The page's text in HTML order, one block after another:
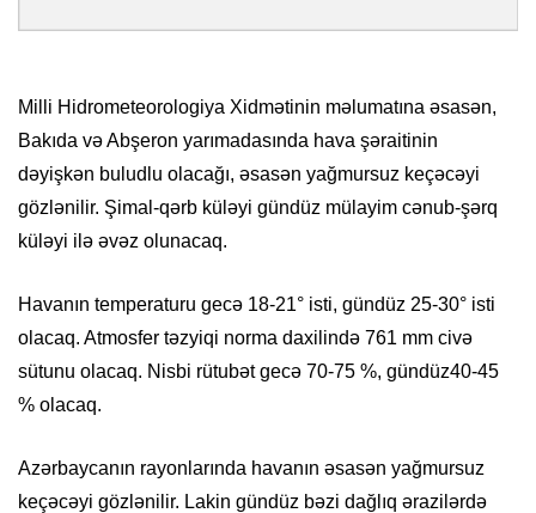
Milli Hidrometeorologiya Xidmətinin məlumatına əsasən,
Bakıda və Abşeron yarımadasında hava şəraitinin
dəyişkən buludlu olacağı, əsasən yağmursuz keçəcəyi
gözlənilir. Şimal-qərb küləyi gündüz mülayim cənub-şərq
küləyi ilə əvəz olunacaq.
Havanın temperaturu gecə 18-21° isti, gündüz 25-30° isti
olacaq. Atmosfer təzyiqi norma daxilində 761 mm civə
sütunu olacaq. Nisbi rütubət gecə 70-75 %, gündüz40-45
% olacaq.
Azərbaycanın rayonlarında havanın əsasən yağmursuz
keçəcəyi gözlənilir. Lakin gündüz bəzi dağlıq ərazilərdə